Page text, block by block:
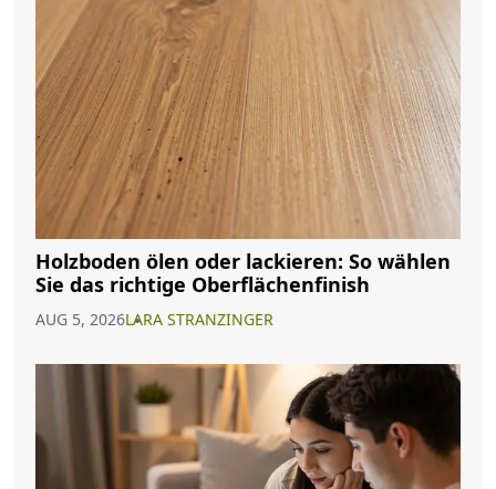
Holzboden ölen oder lackieren: So wählen
Sie das richtige Oberflächenfinish
AUG 5, 2026LARA STRANZINGER